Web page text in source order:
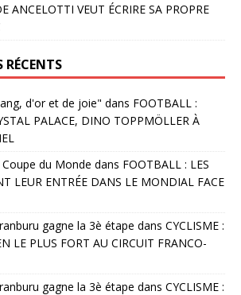
ANCELOTTI VEUT ÉCRIRE SA PROPRE
d'or et de joie" dans FOOTBALL :
PALACE, DINO TOPPMÖLLER À
du Monde dans FOOTBALL : LES
LEUR ENTRÉE DANS LE MONDIAL FACE
gagne la 3è étape dans CYCLISME :
LE PLUS FORT AU CIRCUIT FRANCO-
gagne la 3è étape dans CYCLISME :